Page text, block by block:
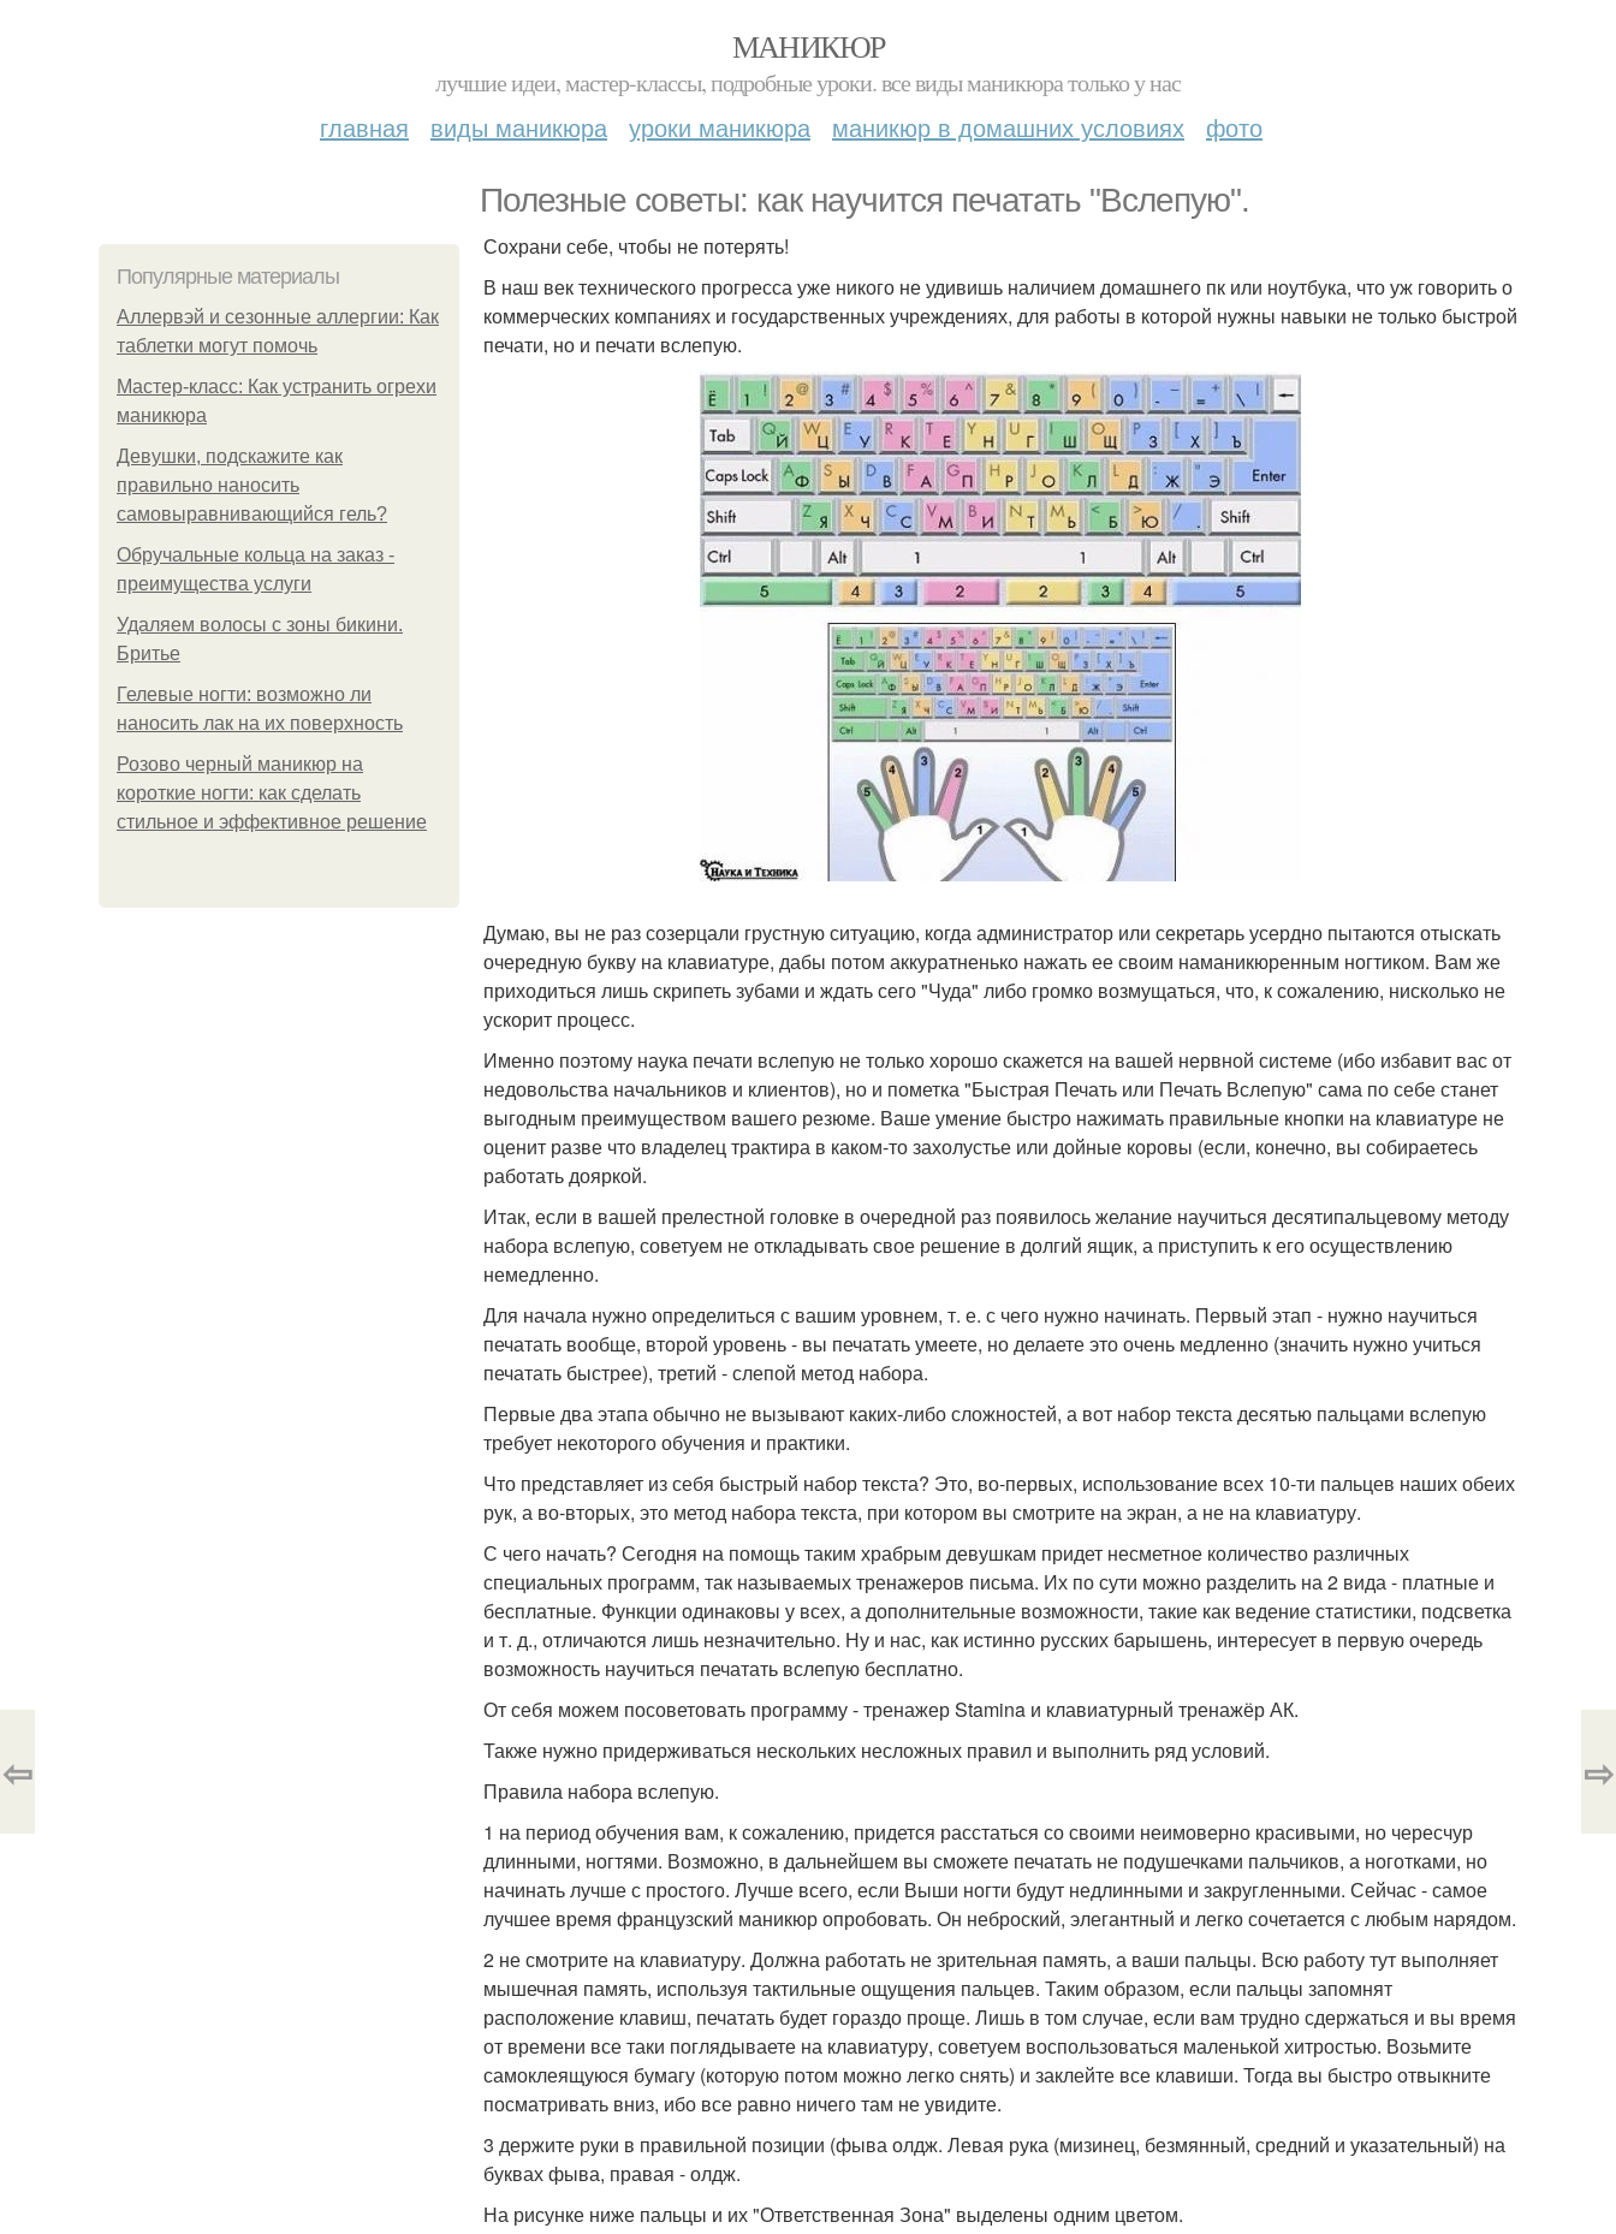
МАНИКЮР
лучшие идеи, мастер-классы, подробные уроки. все виды маникюра только у нас
главная виды маникюра уроки маникюра маникюр в домашних условиях фото
Полезные советы: как научится печатать "Вслепую".
Популярные материалы
Аллервэй и сезонные аллергии: Как
таблетки могут помочь
Мастер-класс: Как устранить огрехи
маникюра
Девушки, подскажите как
правильно наносить
самовыравнивающийся гель?
Обручальные кольца на заказ -
преимущества услуги
Удаляем волосы с зоны бикини.
Бритье
Гелевые ногти: возможно ли
наносить лак на их поверхность
Розово черный маникюр на
короткие ногти: как сделать
стильное и эффективное решение
Сохрани себе, чтобы не потерять!
В наш век технического прогресса уже никого не удивишь наличием домашнего пк или ноутбука, что уж говорить о
коммерческих компаниях и государственных учреждениях, для работы в которой нужны навыки не только быстрой
печати, но и печати вслепую.
Думаю, вы не раз созерцали грустную ситуацию, когда администратор или секретарь усердно пытаются отыскать
очередную букву на клавиатуре, дабы потом аккуратненько нажать ее своим наманикюренным ногтиком. Вам же
приходиться лишь скрипеть зубами и ждать сего "Чуда" либо громко возмущаться, что, к сожалению, нисколько не
ускорит процесс.
Именно поэтому наука печати вслепую не только хорошо скажется на вашей нервной системе (ибо избавит вас от
недовольства начальников и клиентов), но и пометка "Быстрая Печать или Печать Вслепую" сама по себе станет
выгодным преимуществом вашего резюме. Ваше умение быстро нажимать правильные кнопки на клавиатуре не
оценит разве что владелец трактира в каком-то захолустье или дойные коровы (если, конечно, вы собираетесь
работать дояркой.
Итак, если в вашей прелестной головке в очередной раз появилось желание научиться десятипальцевому методу
набора вслепую, советуем не откладывать свое решение в долгий ящик, а приступить к его осуществлению
немедленно.
Для начала нужно определиться с вашим уровнем, т. е. с чего нужно начинать. Первый этап - нужно научиться
печатать вообще, второй уровень - вы печатать умеете, но делаете это очень медленно (значить нужно учиться
печатать быстрее), третий - слепой метод набора.
Первые два этапа обычно не вызывают каких-либо сложностей, а вот набор текста десятью пальцами вслепую
требует некоторого обучения и практики.
Что представляет из себя быстрый набор текста? Это, во-первых, использование всех 10-ти пальцев наших обеих
рук, а во-вторых, это метод набора текста, при котором вы смотрите на экран, а не на клавиатуру.
С чего начать? Сегодня на помощь таким храбрым девушкам придет несметное количество различных
специальных программ, так называемых тренажеров письма. Их по сути можно разделить на 2 вида - платные и
бесплатные. Функции одинаковы у всех, а дополнительные возможности, такие как ведение статистики, подсветка
и т. д., отличаются лишь незначительно. Ну и нас, как истинно русских барышень, интересует в первую очередь
возможность научиться печатать вслепую бесплатно.
От себя можем посоветовать программу - тренажер Stamina и клавиатурный тренажёр АК.
Также нужно придерживаться нескольких несложных правил и выполнить ряд условий.
Правила набора вслепую.
1 на период обучения вам, к сожалению, придется расстаться со своими неимоверно красивыми, но чересчур
длинными, ногтями. Возможно, в дальнейшем вы сможете печатать не подушечками пальчиков, а ноготками, но
начинать лучше с простого. Лучше всего, если Выши ногти будут недлинными и закругленными. Сейчас - самое
лучшее время французский маникюр опробовать. Он неброский, элегантный и легко сочетается с любым нарядом.
2 не смотрите на клавиатуру. Должна работать не зрительная память, а ваши пальцы. Всю работу тут выполняет
мышечная память, используя тактильные ощущения пальцев. Таким образом, если пальцы запомнят
расположение клавиш, печатать будет гораздо проще. Лишь в том случае, если вам трудно сдержаться и вы время
от времени все таки поглядываете на клавиатуру, советуем воспользоваться маленькой хитростью. Возьмите
самоклеящуюся бумагу (которую потом можно легко снять) и заклейте все клавиши. Тогда вы быстро отвыкните
посматривать вниз, ибо все равно ничего там не увидите.
3 держите руки в правильной позиции (фыва олдж. Левая рука (мизинец, безмянный, средний и указательный) на
буквах фыва, правая - олдж.
На рисунке ниже пальцы и их "Ответственная Зона" выделены одним цветом.
⇦ ⇨